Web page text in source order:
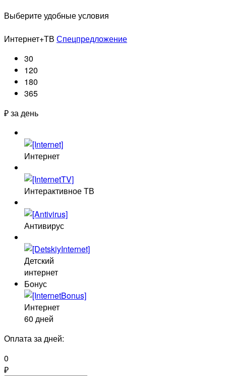
Выберите удобные условия
Интернет+ТВ Спецпредложение
30
120
180
365
₽ за день
Интернет
Интерактивное ТВ
Антивирус
Детский
интернет
Бонус
Интернет
60 дней
Оплата задней:
0
₽